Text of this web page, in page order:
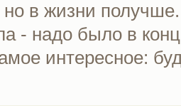
но в жизни
- надо было в
интересное: